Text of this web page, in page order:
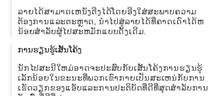
ລາຍໄດ້ສາມາດເຫນັງຕີງໄດ້ໂດຍອີງໃສ່ສະພາບຄວາມ
ຕ້ອງການແລະຕະຫຼາດ, ນໍາໄປສູ່ລາຍໄດ້ທີ່ຄາດເດົາໄດ້ຫ
ນ້ອຍສໍາລັບຜູ້ໄປສະຫມັກແບບດັ້ງເດີມ.
ການຮຽນຮູ້ເສັ້ນໂຄ້ງ
ນັກໄປສະນີໃຫມ່ອາດຈະປະສົບກັບເສັ້ນໂຄ້ງການຮຽນຮູ້
ເລັກນ້ອຍໃນຂະນະທີ່ພວກເຂົາກາຍເປັນສະເຫນ່ກັບການ
ເຮັດວຽກຂອງແອັບແລະການປະຕິບັດທີ່ດີທີ່ສຸດສໍາລັບການ